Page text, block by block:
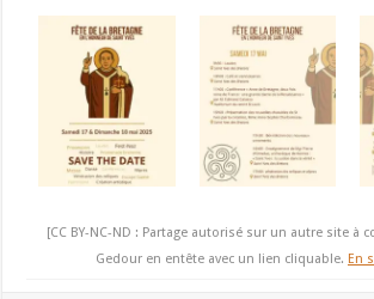
[CC BY-NC-ND : Partage autorisé sur un autre site à
Gedour en entête avec un lien cliquable. En